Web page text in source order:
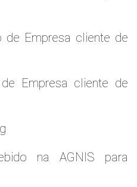
de Empresa cliente de
Empresa cliente de
na AGNIS para